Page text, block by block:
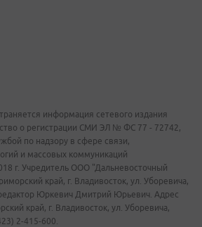
информация сетевого издания
о регистрации СМИ ЭЛ № ФС 77 - 72742,
по надзору в сфере связи,
и массовых коммуникаций
г. Учредитель ООО "Дальневосточный
край, г. Владивосток, ул. Уборевича,
Юркевич Дмитрий Юрьевич. Адрес
край, г. Владивосток, ул. Уборевича,
2-415-600.